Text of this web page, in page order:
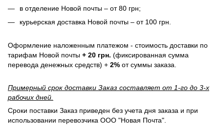
в отделение Новой почты – от 80 грн;
курьерская доставка Новой почты – от 100 грн.
Оформление наложенным платежом - стоимость доставки по
тарифам Новой почты + 20 грн. (фиксированная сумма
перевода денежных средств) + 2% от суммы заказа.
Примерный срок доставки Заказ составляет от 1-го до 3-х
рабочих дней.
Сроки поставки Заказ приведен без учета дня заказа и при
использовании перевозчика ООО "Новая Почта".